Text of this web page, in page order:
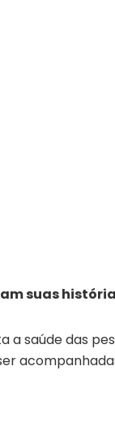
suas
saúde das